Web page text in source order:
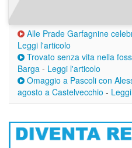
Alle Prade Garfagnine
Leggi l'articolo
Trovato senza vita nella
Barga - Leggi l'articolo
Omaggio a Pascoli con
agosto a Castelvecchio -